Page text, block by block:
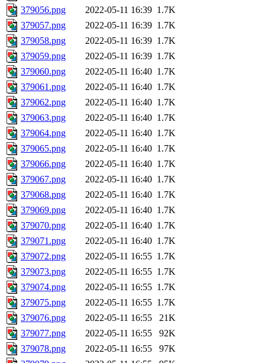
379056.png
2022-05-11 16:39 1.7K
379057.png
2022-05-11 16:39 1.7K
379058.png
2022-05-11 16:39 1.7K
379059.png
2022-05-11 16:39 1.7K
379060.png
2022-05-11 16:40 1.7K
379061.png
2022-05-11 16:40 1.7K
379062.png
2022-05-11 16:40 1.7K
379063.png
2022-05-11 16:40 1.7K
379064.png
2022-05-11 16:40 1.7K
379065.png
2022-05-11 16:40 1.7K
379066.png
2022-05-11 16:40 1.7K
379067.png
2022-05-11 16:40 1.7K
379068.png
2022-05-11 16:40 1.7K
379069.png
2022-05-11 16:40 1.7K
379070.png
2022-05-11 16:40 1.7K
379071.png
2022-05-11 16:40 1.7K
379072.png
2022-05-11 16:55 1.7K
379073.png
2022-05-11 16:55 1.7K
379074.png
2022-05-11 16:55 1.7K
379075.png
2022-05-11 16:55 1.7K
379076.png
2022-05-11 16:55
21K
379077.png
2022-05-11 16:55
92K
379078.png
2022-05-11 16:55
97K